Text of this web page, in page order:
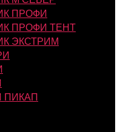
ПРОФИ
ПРОФИ ТЕНТ
ЭКСТРИМ
ПИКАП